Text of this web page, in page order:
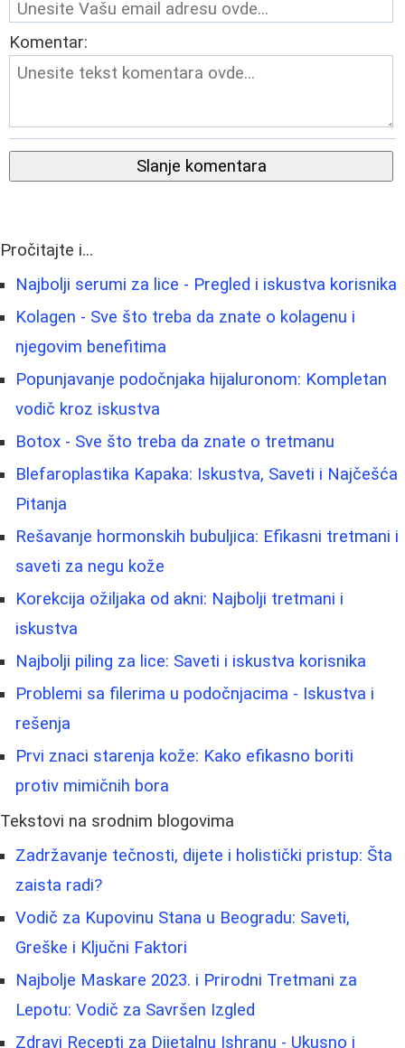
Komentar:
Slanje komentara
Pročitajte i...
Najbolji serumi za lice - Pregled i iskustva korisnika
Kolagen - Sve što treba da znate o kolagenu i
njegovim benefitima
Popunjavanje podočnjaka hijaluronom: Kompletan
vodič kroz iskustva
Botox - Sve što treba da znate o tretmanu
Blefaroplastika Kapaka: Iskustva, Saveti i Najčešća
Pitanja
Rešavanje hormonskih bubuljica: Efikasni tretmani i
saveti za negu kože
Korekcija ožiljaka od akni: Najbolji tretmani i
iskustva
Najbolji piling za lice: Saveti i iskustva korisnika
Problemi sa filerima u podočnjacima - Iskustva i
rešenja
Prvi znaci starenja kože: Kako efikasno boriti
protiv mimičnih bora
Tekstovi na srodnim blogovima
Zadržavanje tečnosti, dijete i holistički pristup: Šta
zaista radi?
Vodič za Kupovinu Stana u Beogradu: Saveti,
Greške i Ključni Faktori
Najbolje Maskare 2023. i Prirodni Tretmani za
Lepotu: Vodič za Savršen Izgled
Zdravi Recepti za Dijetalnu Ishranu - Ukusno i